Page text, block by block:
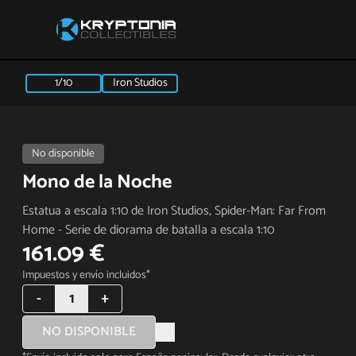
1/10 Iron Studios
No disponible
Mono de la Noche
Estatua a escala 1:10 de Iron Studios, Spider-Man: Far From
Home - Serie de diorama de batalla a escala 1:10
161.09 €
Impuestos y envío incluidos*
- 1 +
NO DISPONIBLE